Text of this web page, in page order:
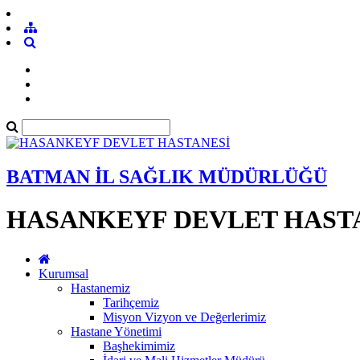
BATMAN İL SAĞLIK MÜDÜRLÜĞÜ
HASANKEYF DEVLET
Kurumsal
Hastanemiz
Tarihçemiz
Misyon Vizyon ve Değerlerimiz
Hastane Yönetimi
Başhekimimiz